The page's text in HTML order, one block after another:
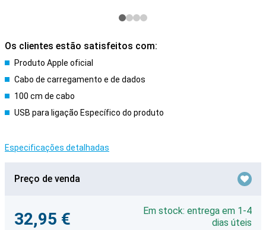
Os clientes estão satisfeitos com:
Produto Apple oficial
Cabo de carregamento e de dados
100 cm de cabo
USB para ligação Específico do produto
Especificações detalhadas
Preço de venda
32,95 €
Em stock: entrega em 1-4
dias úteis